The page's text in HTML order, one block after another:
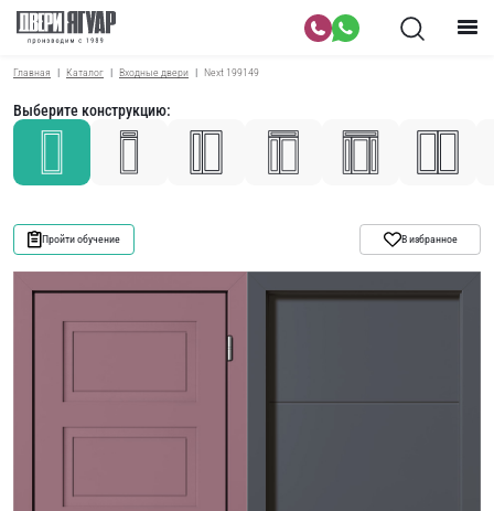
Главная Каталог Входные двери Next 199149
Выберите конструкцию:
Пройти обучение В избранное